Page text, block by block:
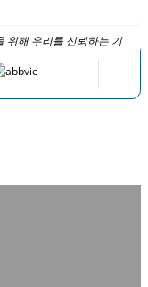
위해 우리를 신뢰하는 기